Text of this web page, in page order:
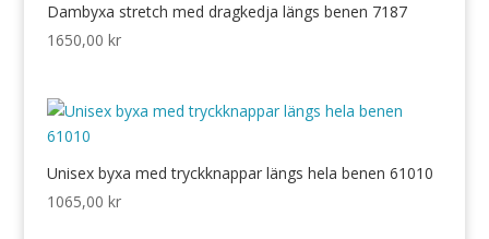
Dambyxa stretch med dragkedja längs benen 7187
1650,00 kr
Unisex byxa med tryckknappar längs hela benen 61010
1065,00 kr